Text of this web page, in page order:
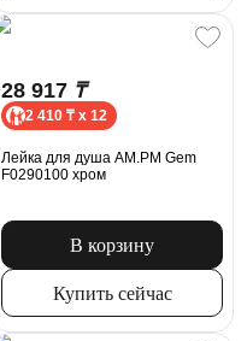
28 917 ₸
2 410 ₸ x 12
Лейка для душа AM.PM Gem
F0290100 хром
В корзину
Купить сейчас